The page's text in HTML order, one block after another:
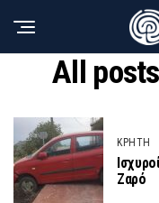
All
ΚΡΗΤΗ
Ζαρό